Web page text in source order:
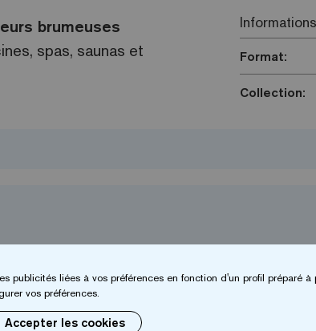
brumeuses
spas, saunas et
Format:
Collection:
Entreprise*
publicités liées à vos préférences en fonction d'un profil préparé
vos préférences.
Accepter les cookies